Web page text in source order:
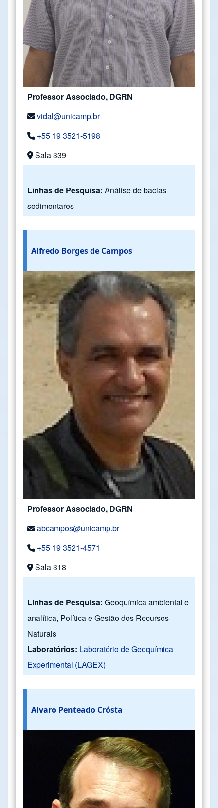
Professor Associado, DGRN
vidal@unicamp.br
+55 19 3521-5198
Sala 339
Linhas de Pesquisa: Análise de bacias
sedimentares
Alfredo Borges de Campos
Professor Associado, DGRN
abcampos@unicamp.br
+55 19 3521-4571
Sala 318
Linhas de Pesquisa: Geoquímica ambiental e
analítica, Política e Gestão dos Recursos
Naturais
Laboratórios: Laboratório de Geoquímica
Experimental (LAGEX)
Alvaro Penteado Crósta